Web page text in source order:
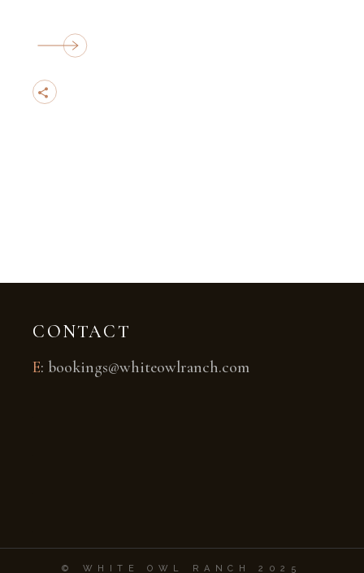
CONTACT
E:bookings@whiteowlranch.com
© WHITE OWL RANCH 2025